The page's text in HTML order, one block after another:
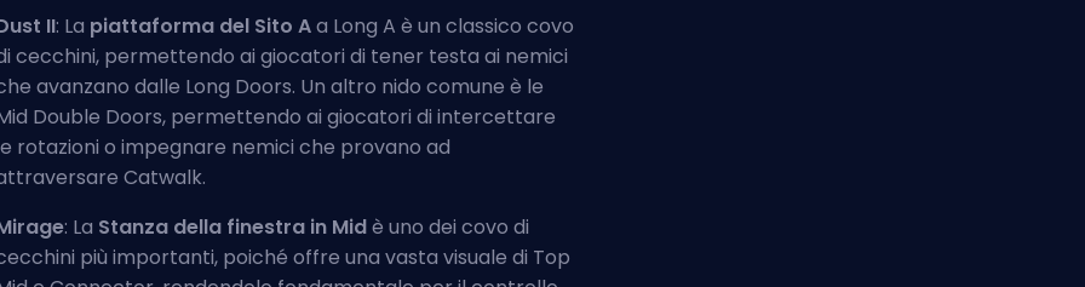
II: La piattaforma del Sito Aa Long A è un classico covo
cecchini, permettendo ai giocatori di tener testa ai nemici
avanzano dalle Long Doors. Un altro nido comune è le
Double Doors, permettendo ai giocatori di intercettare
rotazioni o impegnare nemici che provano ad
Catwalk.
: La Stanza della finestra in Midè uno dei covo di
più importanti, poiché offre una vasta visuale di Top